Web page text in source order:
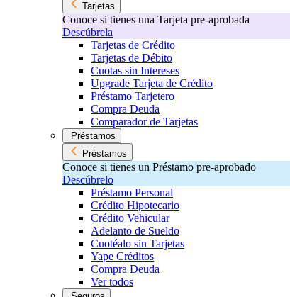
Tarjetas
Conoce si tienes una Tarjeta pre-aprobada
Descúbrela
Tarjetas de Crédito
Tarjetas de Débito
Cuotas sin Intereses
Upgrade Tarjeta de Crédito
Préstamo Tarjetero
Compra Deuda
Comparador de Tarjetas
Préstamos
Préstamos
Conoce si tienes un Préstamo pre-aprobado
Descúbrelo
Préstamo Personal
Crédito Hipotecario
Crédito Vehicular
Adelanto de Sueldo
Cuotéalo sin Tarjetas
Yape Créditos
Compra Deuda
Ver todos